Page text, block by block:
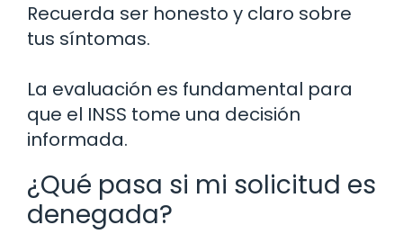
Recuerda ser honesto y claro sobre
tus síntomas.
La evaluación es fundamental para
que el INSS tome una decisión
informada.
¿Qué pasa si mi solicitud es
denegada?